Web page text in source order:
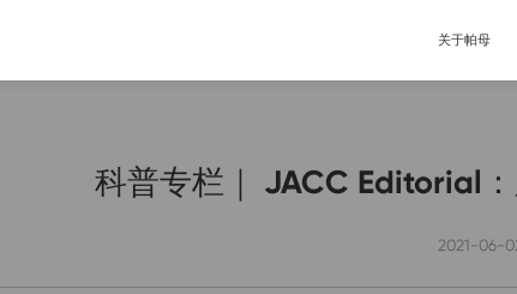
关于帕母
里程碑
科普专栏｜ JACC Editorial
2021-06-